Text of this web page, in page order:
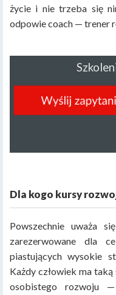
życie i nie trzeba się
odpowie coach — trener
Dla kogo kursy
Powszechnie uważa
zarezerwowane dla
piastujących wysokie
Każdy człowiek ma
osobistego rozwoju